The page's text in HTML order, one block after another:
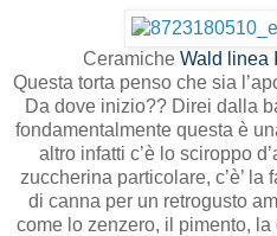
Ceramiche Wald linea
Questa torta penso che sia
Da dove inizio?? Direi dalla
fondamentalmente questa è
altro infatti c’è lo sciroppo
zuccherina particolare, c’è’
di canna per un retrogusto
come lo zenzero, il pimento,